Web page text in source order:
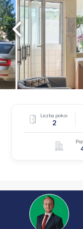
Liczba pokoi
2